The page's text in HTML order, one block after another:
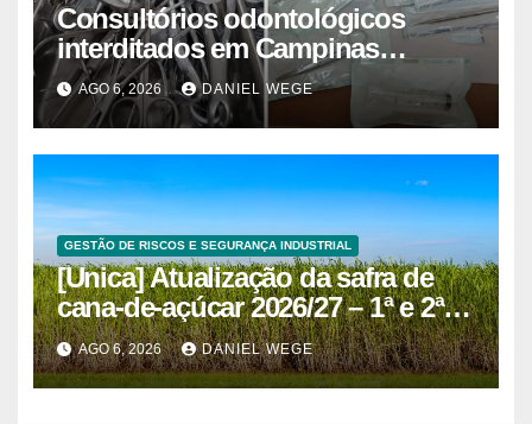
Consultórios odontológicos
interditados em Campinas
superam 2025
AGO 6, 2026 DANIEL WEGE
GESTÃO DE RISCOS E SEGURANÇA INDUSTRIAL
[Unica] Atualização da safra de
cana-de-açúcar 2026/27 – 1ª e 2ª
quinzenas de junho
AGO 6, 2026 DANIEL WEGE